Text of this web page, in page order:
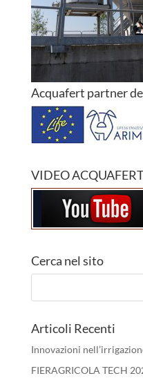
Acquafert partner
VIDEO
Cerca nel sito
Articoli Recenti
Innovazioni
FIERAGRICOLA TECH